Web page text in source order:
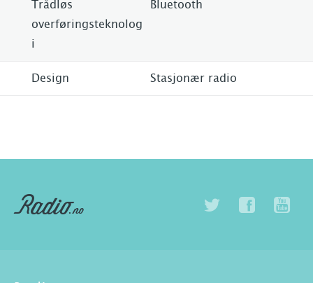
Trådløs
overføringsteknolog
i
Bluetooth
Design Stasjonær radio